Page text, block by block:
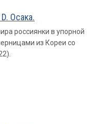
Осака.
россиянки в упорной
из Кореи со